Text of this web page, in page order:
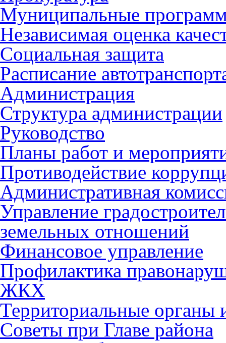
Муниципальные
Независимая оценка
Социальная защита
Расписание
Администрация
Структура администрации
Руководство
Планы работ и
Противодействие
Административная
Управление
земельных отношений
Финансовое управление
Профилактика
ЖКХ
Территориальные органы
Советы при Главе района